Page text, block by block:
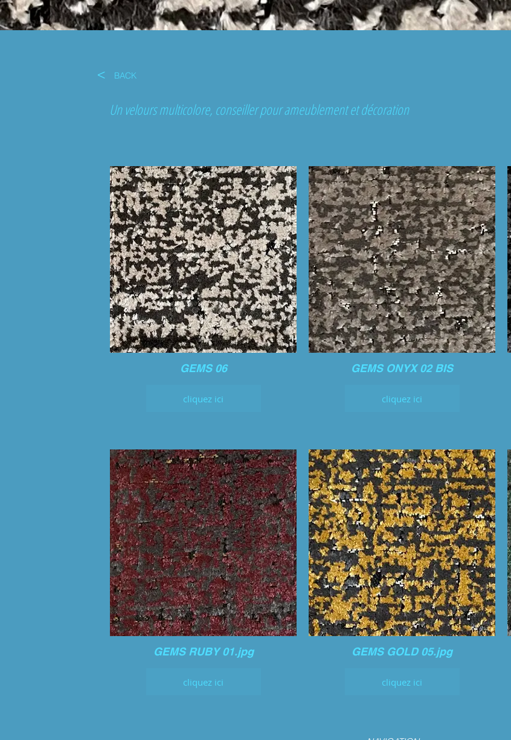
< BACK
Un velours multicolore, conseiller pour ameublement et décoration
GEMS 06
cliquez ici
GEMS ONYX 02 BIS
cliquez ici
GEMS RUBY 01.jpg
cliquez ici
GEMS GOLD 05.jpg
cliquez ici